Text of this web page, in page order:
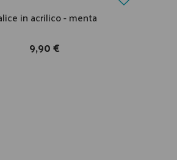
in acrilico - menta
9,90 €